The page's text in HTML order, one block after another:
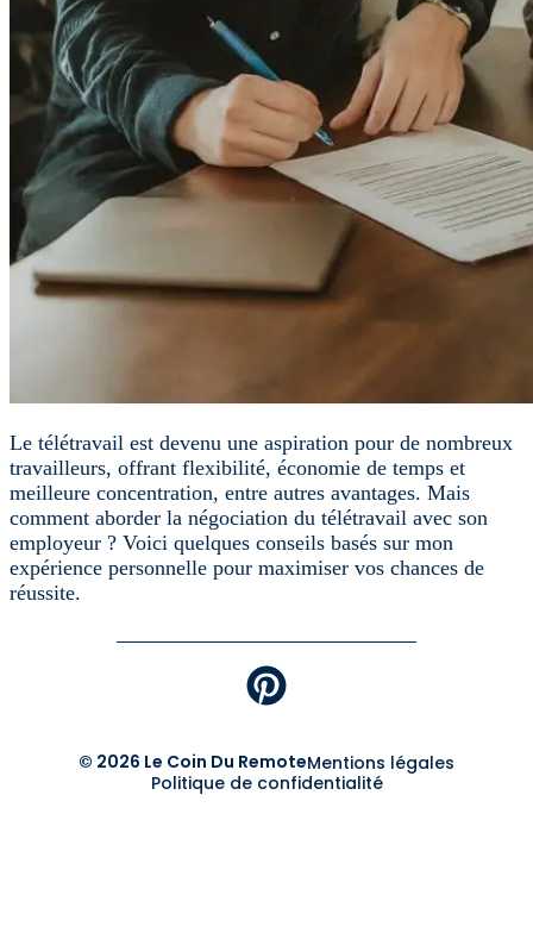
Le télétravail est devenu une aspiration pour de nombreux
travailleurs, offrant flexibilité, économie de temps et
meilleure concentration, entre autres avantages. Mais
comment aborder la négociation du télétravail avec son
employeur ? Voici quelques conseils basés sur mon
expérience personnelle pour maximiser vos chances de
réussite.
© 2026 Le Coin Du RemoteMentions légales
Politique de confidentialité